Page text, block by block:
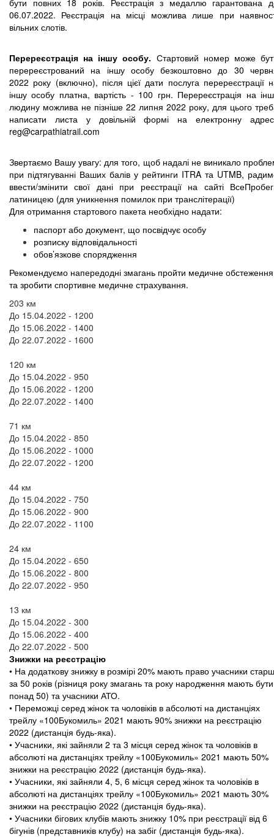
бути повних 18 років.
Реєстрація з медаллю гарантована
06.07.2022. Реєстрація на місці можлива лише при
вільних слотів.
Перереєстрація на іншу особу. Стартовий номер може
перереєстрований на іншу особу безкоштовно до 30
2022 року (включно), після цієї дати послуга перереєстрації
іншу особу платна, вартість - 100 грн. Перереєстрація на
людину можлива не пізніше 22 липня 2022 року, для цього
написати листа у довільній формі на електронну
reg@carpathiatrail.com
Звертаємо Вашу увагу: для того, щоб надалі не виникало
при підтягуванні Ваших балів у рейтинги ITRA та UTMB,
ввести/змінити свої дані при реєстрації на сайті
латиницею (для уникнення помилок при транслітерації)
Для отримання стартового пакета необхідно надати:
паспорт або документ, що посвідчує особу
розписку відповідальності
обов’язкове спорядження
Рекомендуємо напередодні змагань пройти медичне обстеження
та зробити спортивне медичне страхування.
203 км
До 15.04.2022 - 1200
До 15.06.2022 - 1400
До 22.07.2022 - 1600
120 км
До 15.04.2022 - 950
До 15.06.2022 - 1200
До 22.07.2022 - 1400
71 км
До 15.04.2022 - 850
До 15.06.2022 - 1000
До 22.07.2022 - 1200
44 км
До 15.04.2022 - 750
До 15.06.2022 - 900
До 22.07.2022 - 1100
24 км
До 15.04.2022 - 650
До 15.06.2022 - 800
До 22.07.2022 - 950
13 км
До 15.04.2022 - 300
До 15.06.2022 - 400
До 22.07.2022 - 500
Знижки на реєстрацію
• На додаткову знижку в розмірі 20% мають право учасники
за 50 років (різниця року змагань та року народження мають бути
понад 50) та учасники АТО.
• Переможці серед жінок та чоловіків в абсолюті на дистанціях
трейлу «100Букомиль» 2021 мають 90% знижки на реєстрацію
2022 (дистанція будь-яка).
• Учасники, які зайняли 2 та 3 місця серед жінок та чоловіків в
абсолюті на дистанціях трейлу «100Букомиль» 2021 мають 50%
знижки на реєстрацію 2022 (дистанція будь-яка).
• Учасники, які зайняли 4, 5, 6 місця серед жінок та чоловіків в
абсолюті на дистанціях трейлу «100Букомиль» 2021 мають 30%
знижки на реєстрацію 2022 (дистанція будь-яка).
• Учасники бігових клубів мають знижку 10% при реєстрації від 6
бігунів (представників клубу) на забіг (дистанція будь-яка).